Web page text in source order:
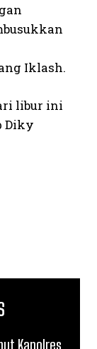
Iklash.
libur ini
Diky
Kapolres